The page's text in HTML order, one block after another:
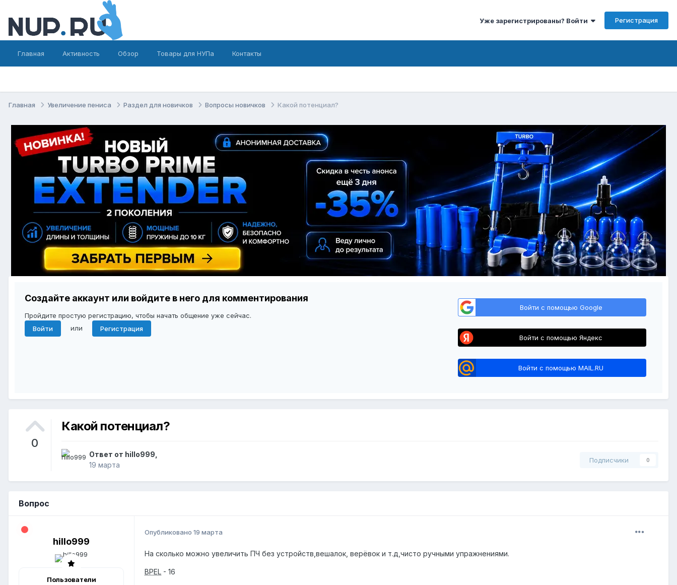
Уже зарегистрированы? Войти Регистрация
Главная Активность Обзор Товары для НУПа Контакты
Главная Увеличение пениса Раздел для новичков Вопросы новичков Какой потенциал?
Создайте аккаунт или войдите в него для комментирования
Пройдите простую регистрацию, чтобы начать общение уже сейчас.
Войти
или Регистрация
Войти с помощью Google
Войти с помощью Яндекс
Войти с помощью MAIL.RU
0
Какой потенциал?
Ответ от hillo999,
19 марта
Подписчики 0
Вопрос
hillo999
Пользователи
Опубликовано 19 марта
На сколько можно увеличить ПЧ без устройств,вешалок, верёвок и т.д,чисто ручными упражнениями.
BPEL - 16